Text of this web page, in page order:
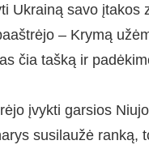
Ukrainą savo įtakos
– Krymą
čia tašką ir
įvykti garsios
susilaužė ranką,